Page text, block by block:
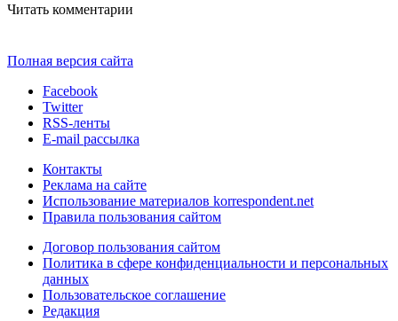
Читать комментарии
Полная версия сайта
Facebook
Twitter
RSS-ленты
E-mail рассылка
Контакты
Реклама на сайте
Использование материалов korrespondent.net
Правила пользования сайтом
Договор пользования сайтом
Политика в сфере конфиденциальности и персональных
данных
Пользовательское соглашение
Редакция